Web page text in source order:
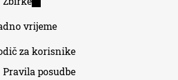
external)
vrijeme
za korisnike
Pravila posudbe